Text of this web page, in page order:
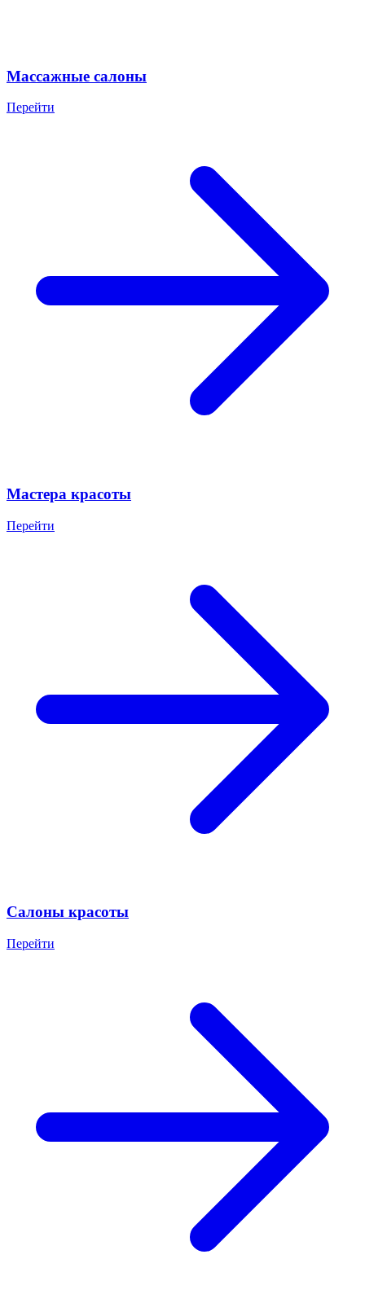
Массажные салоны
Перейти
Мастера красоты
Перейти
Салоны красоты
Перейти